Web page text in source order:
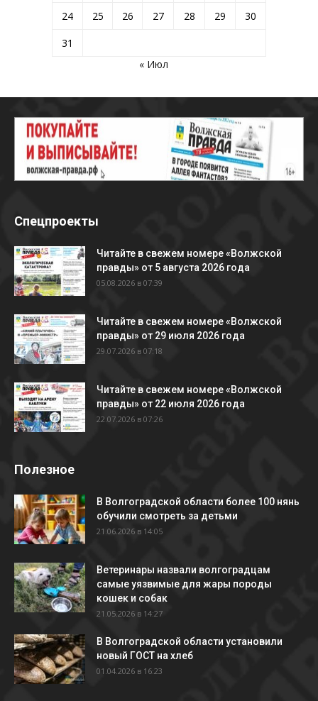
24
25 26 27 28 29
30
31
« Июл
Спецпроекты
Читайте в свежем номере «Волжской
правды» от 5 августа 2026 года
05.08.2026 в 07:39
Читайте в свежем номере «Волжской
правды» от 29 июля 2026 года
29.07.2026 в 07:18
Читайте в свежем номере «Волжской
правды» от 22 июля 2026 года
22.07.2026 в 07:26
Полезное
В Волгоградской области более 100 нянь
обучили смотреть за детьми
21.06.2026 в 14:05
Ветеринары назвали волгоградцам
самые уязвимые для жары породы
кошек и собак
21.05.2026 в 14:27
В Волгоградской области установили
новый ГОСТ на хлеб
01.04.2026 в 16:23